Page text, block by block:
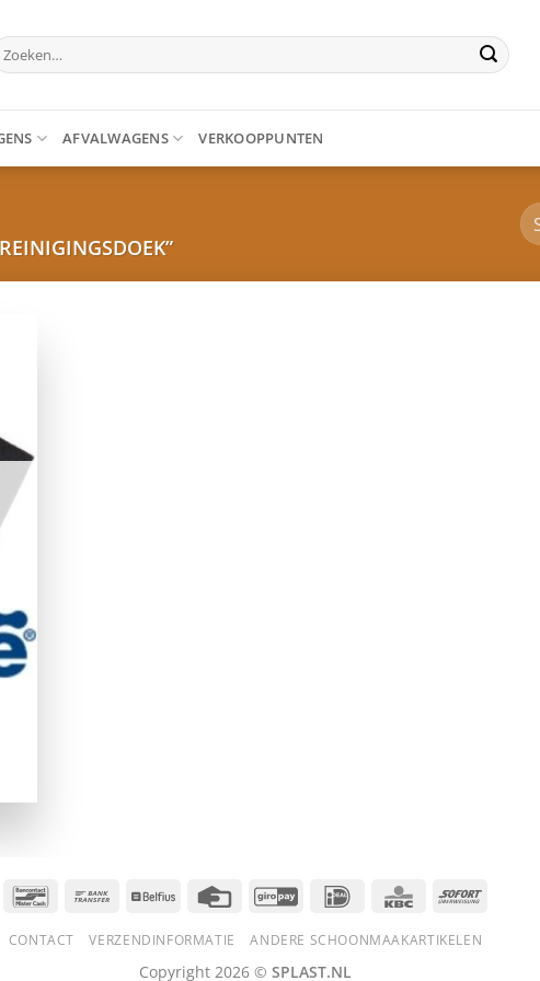
AFVALWAGENS VERKOOPPUNTEN
BancontactBank
Belfius
Credit
GiroPay IDeal KBC Sofort
CONTACT VERZENDINFORMATIE ANDERE SCHOONMAAKARTIKELEN
Copyright 2026 © SPLAST.NL